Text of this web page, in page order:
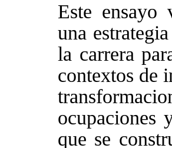
Este ensayo
una
la carrera
contextos de
ocupaciones
que se